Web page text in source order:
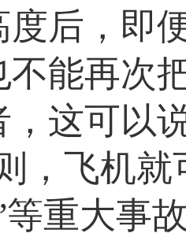
度后，即
不能再次
，这可以
，飞机
等重大事